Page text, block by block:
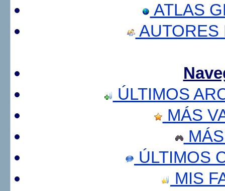
ATLAS
AUTORES
ÚLTIMOS
MÁS
ÚLTIMOS
MIS